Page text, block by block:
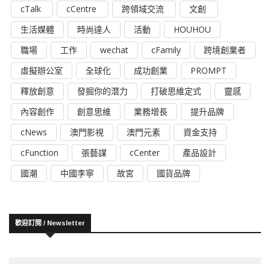
cTalk
cCentre 跨領域交流
文創
生活媒體
時尚達人 活動
HOUHOU
職場
工作 wechat cFamily
跨境創業者
虛擬辦公室
全球化 成功創業
PROMPT
釋放創意
發掘你的潛力 打破思維定式
靈感
內容創作
創意思維 業務增長
提升品牌
cNews
澳門影視 澳門元素
資金支持
cFunction
張藝謀 cCenter
產品設計
國潮
中國李寧 故宮 國貨品牌
歡迎訂閱 / Newsletter